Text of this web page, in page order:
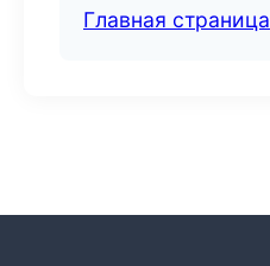
Главная страница